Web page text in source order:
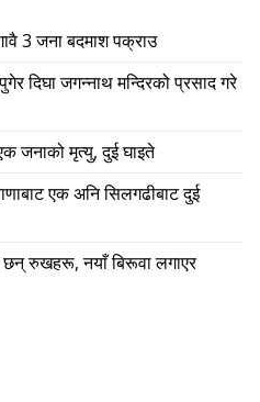
3 जना बदमाश पक्राउ
दिघा जगन्नाथ मन्दिरको प्रसाद गरे
जनाको मृत्यु, दुई घाइते
एक अनि सिलगढीबाट दुई
छन् रुखहरू, नयाँ बिरूवा लगाएर